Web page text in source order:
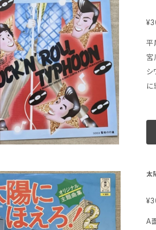
平尾
宮川泰 B面 「聖者の行進」 編
シワが少し
に
太
A面 1.